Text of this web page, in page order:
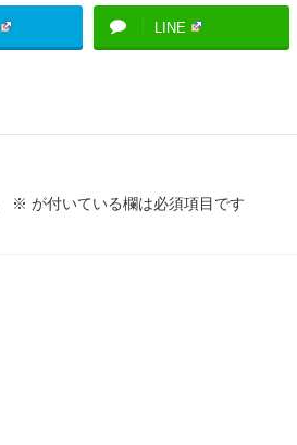
LINE
※ が付いている欄は必須項目です